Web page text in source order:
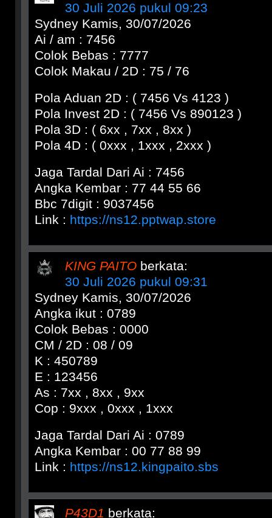
30 Juli 2026 pukul 09:23
Sydney Kamis, 30/07/2026
Ai / am : 7456
Colok Bebas : 7777
Colok Makau / 2D : 75 / 76
Pola Aduan 2D : ( 7456 Vs 4123 )
Pola Invest 2D : ( 7456 Vs 890123 )
Pola 3D : ( 6xx , 7xx , 8xx )
Pola 4D : ( 0xxx , 1xxx , 2xxx )
Jaga Tardal Dari Ai : 7456
Angka Kembar : 77 44 55 66
Bbc 7digit : 9037456
Link : https://ns12.pptwap.store
KING PAITO berkata:
30 Juli 2026 pukul 09:31
Sydney Kamis, 30/07/2026
Angka ikut : 0789
Colok Bebas : 0000
CM / 2D : 08 / 09
K : 450789
E : 123456
As : 7xx , 8xx , 9xx
Cop : 9xxx , 0xxx , 1xxx
Jaga Tardal Dari Ai : 0789
Angka Kembar : 00 77 88 99
Link : https://ns12.kingpaito.sbs
P43D1 berkata: